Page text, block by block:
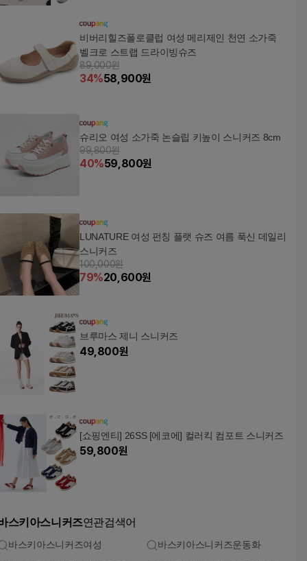
비버리힐즈폴로클럽 여성 메리제인 천연 소가죽
벨크로 스트랩 드라이빙슈즈
89,000원
34%58,900원
슈리오 여성 소가죽 논슬립 키높이 스니커즈 8cm
99,800원
40%59,800원
LUNATURE 여성 펀칭 플랫 슈즈 여름 푹신 데일리
스니커즈
100,000원
79%20,600원
브루마스 제니 스니커즈
49,800원
[쇼핑엔티] 26SS [에코에] 컬러킥 컴포트 스니커즈
59,800원
스키아스니커즈연관검색어
바스키아스니커즈여성 바스키아스니커즈운동화